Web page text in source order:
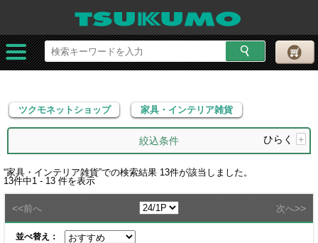
ツクモネットショップ 家具・インテリア雑貨
ツクモネットショップ 家具・インテリア雑貨
絞込条件 ひらく +
“家具・インテリア雑貨”での検索結果 13件が該当しました。
13件中1 - 13 件を表示
<<前へ 次へ>>
並べ替え：